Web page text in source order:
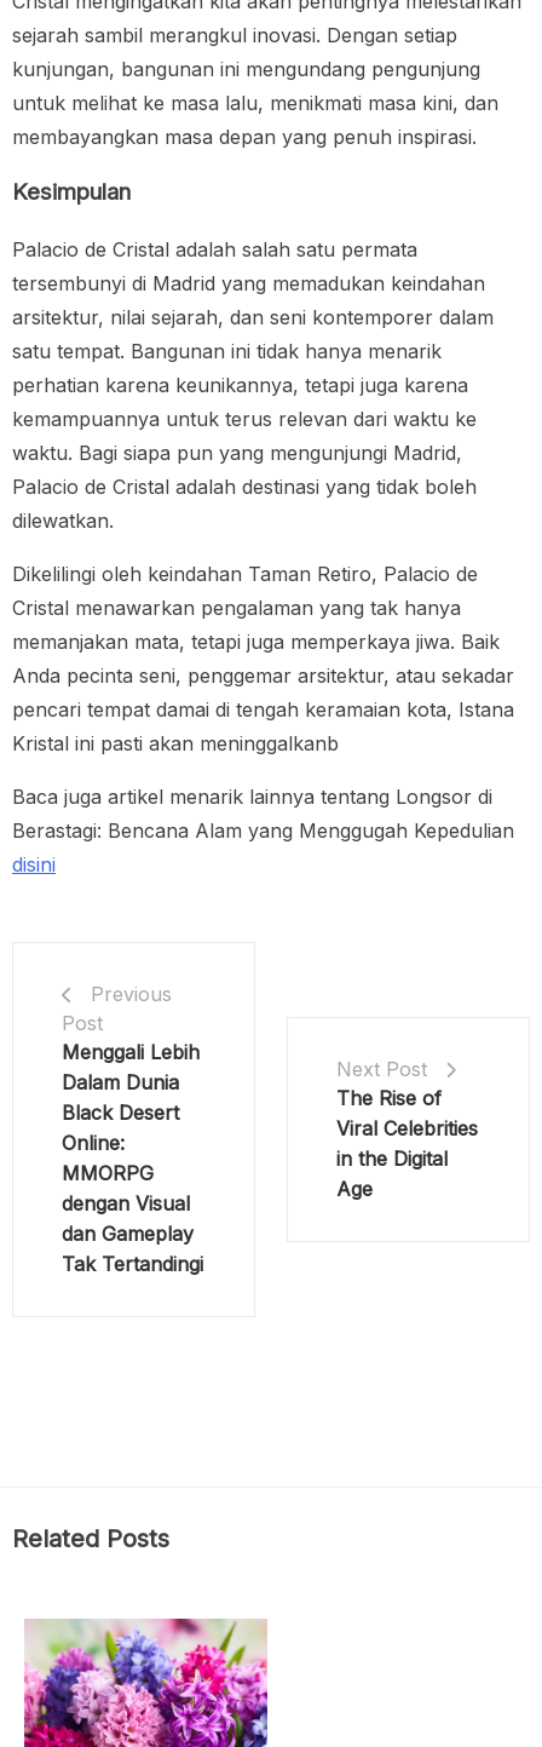
sejarah sambil merangkul inovasi. Dengan setiap
kunjungan, bangunan ini mengundang pengunjung
untuk melihat ke masa lalu, menikmati masa kini, dan
membayangkan masa depan yang penuh inspirasi.
Kesimpulan
Palacio de Cristal adalah salah satu permata
tersembunyi di Madrid yang memadukan keindahan
arsitektur, nilai sejarah, dan seni kontemporer dalam
satu tempat. Bangunan ini tidak hanya menarik
perhatian karena keunikannya, tetapi juga karena
kemampuannya untuk terus relevan dari waktu ke
waktu. Bagi siapa pun yang mengunjungi Madrid,
Palacio de Cristal adalah destinasi yang tidak boleh
dilewatkan.
Dikelilingi oleh keindahan Taman Retiro, Palacio de
Cristal menawarkan pengalaman yang tak hanya
memanjakan mata, tetapi juga memperkaya jiwa. Baik
Anda pecinta seni, penggemar arsitektur, atau sekadar
pencari tempat damai di tengah keramaian kota, Istana
Kristal ini pasti akan meninggalkanb
Baca juga artikel menarik lainnya tentang Longsor di
Berastagi: Bencana Alam yang Menggugah Kepedulian
disini
Previous
Post
Menggali Lebih
Dalam Dunia
Black Desert
Online:
MMORPG
dengan Visual
dan Gameplay
Tak Tertandingi
Next Post
The Rise of
Viral Celebrities
in the Digital
Age
Related Posts